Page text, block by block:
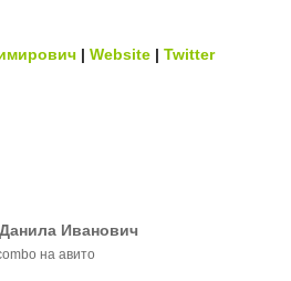
|Website |Twitter
Иванович
на авито